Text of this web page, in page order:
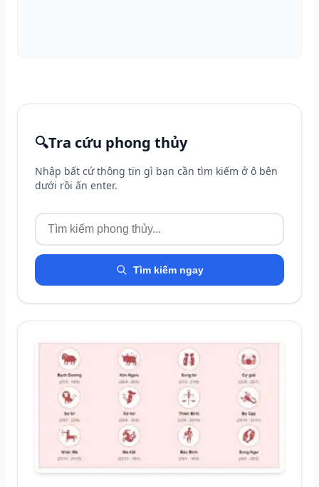
🔍Tra cứu phong thủy
Nhập bất cứ thông tin gì bạn cần tìm kiếm ở ô bên
dưới rồi ấn enter.
Tìm kiếm ngay